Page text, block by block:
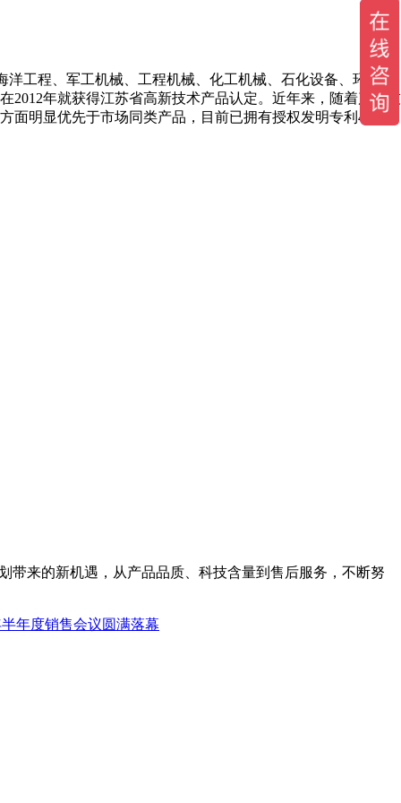
工程、军工机械、工程机械、化工机械、石化设备、环保设
2012年就获得江苏省高新技术产品认定。近年来，随着产品技
明显优先于市场同类产品，目前已拥有授权发明专利4项，
带来的新机遇，从产品品质、科技含量到售后服务，不断努
年度销售会议圆满落幕